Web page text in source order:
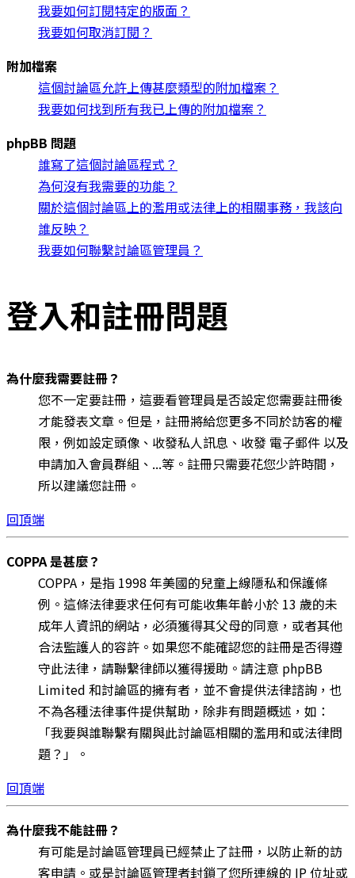
我要如何訂閱特定的版面？
我要如何取消訂閱？
附加檔案
這個討論區允許上傳甚麼類型的附加檔案？
我要如何找到所有我已上傳的附加檔案？
phpBB 問題
誰寫了這個討論區程式？
為何沒有我需要的功能？
關於這個討論區上的濫用或法律上的相關事務，我該向
誰反映？
我要如何聯繫討論區管理員？
登入和註冊問題
為什麼我需要註冊？
您不一定要註冊，這要看管理員是否設定您需要註冊後
才能發表文章。但是，註冊將給您更多不同於訪客的權
限，例如設定頭像、收發私人訊息、收發 電子郵件 以及
申請加入會員群組、...等。註冊只需要花您少許時間，
所以建議您註冊。
回頂端
COPPA 是甚麼？
COPPA，是指 1998 年美國的兒童上線隱私和保護條
例。這條法律要求任何有可能收集年齡小於 13 歲的未
成年人資訊的網站，必須獲得其父母的同意，或者其他
合法監護人的容許。如果您不能確認您的註冊是否得遵
守此法律，請聯繫律師以獲得援助。請注意 phpBB
Limited 和討論區的擁有者，並不會提供法律諮詢，也
不為各種法律事件提供幫助，除非有問題概述，如：
「我要與誰聯繫有關與此討論區相關的濫用和或法律問
題？」。
回頂端
為什麼我不能註冊？
有可能是討論區管理員已經禁止了註冊，以防止新的訪
客申請。或是討論區管理者封鎖了您所連線的 IP 位址或